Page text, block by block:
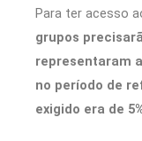
Para ter acesso
grupos
representaram
no período de
exigido era de